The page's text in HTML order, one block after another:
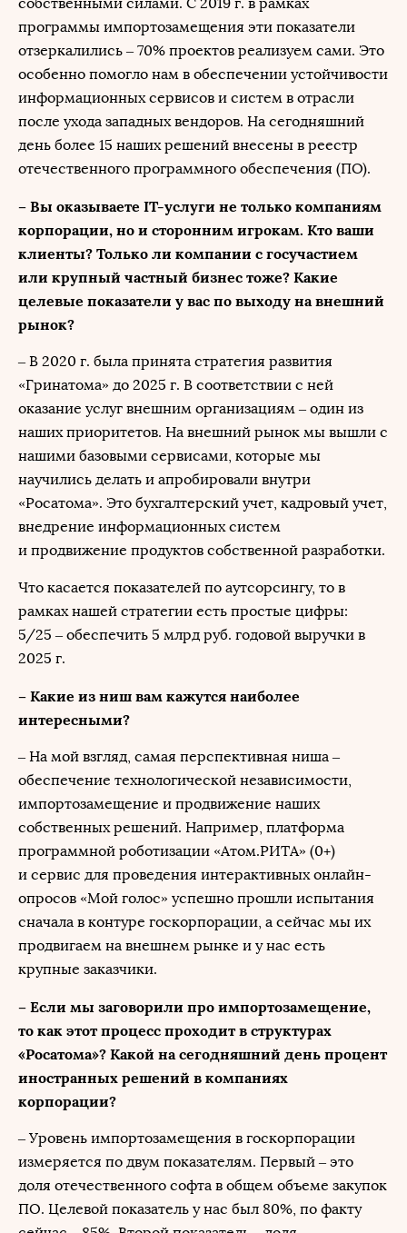
программы импортозамещения эти показатели
отзеркалились – 70% проектов реализуем сами. Это
особенно помогло нам в обеспечении устойчивости
информационных сервисов и систем в отрасли
после ухода западных вендоров. На сегодняшний
день более 15 наших решений внесены в реестр
отечественного программного обеспечения (ПО).
– Вы оказываете IT-услуги не только компаниям
корпорации, но и сторонним игрокам. Кто ваши
клиенты? Только ли компании с госучастием
или крупный частный бизнес тоже? Какие
целевые показатели у вас по выходу на внешний
рынок?
– В 2020 г. была принята стратегия развития
«Гринатома» до 2025 г. В соответствии с ней
оказание услуг внешним организациям – один из
наших приоритетов. На внешний рынок мы вышли с
нашими базовыми сервисами, которые мы
научились делать и апробировали внутри
«Росатома». Это бухгалтерский учет, кадровый учет,
внедрение информационных систем
и продвижение продуктов собственной разработки.
Что касается показателей по аутсорсингу, то в
рамках нашей стратегии есть простые цифры:
5/25 – обеспечить 5 млрд руб. годовой выручки в
2025 г.
– Какие из ниш вам кажутся наиболее
интересными?
– На мой взгляд, самая перспективная ниша –
обеспечение технологической независимости,
импортозамещение и продвижение наших
собственных решений. Например, платформа
программной роботизации «Атом.РИТА» (0+)
и сервис для проведения интерактивных онлайн-
опросов «Мой голос» успешно прошли испытания
сначала в контуре госкорпорации, а сейчас мы их
продвигаем на внешнем рынке и у нас есть
крупные заказчики.
– Если мы заговорили про импортозамещение,
то как этот процесс проходит в структурах
«Росатома»? Какой на сегодняшний день процент
иностранных решений в компаниях
корпорации?
– Уровень импортозамещения в госкорпорации
измеряется по двум показателям. Первый – это
доля отечественного софта в общем объеме закупок
ПО. Целевой показатель у нас был 80%, по факту